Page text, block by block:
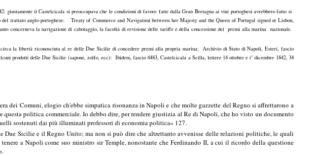
il Castelcicala si preoccupava che le condizioni di favore fatte dalla Gran Bretagna ai vini portoghesi avrebbero fatto si
anglo-portoghese: Treaty of Commerce and Navigatimi between her Majesty and the Queen of Portugal signed ut Lisbon,
concerneva la navigazione di cabotaggio, la facoltà di revisione delle tariffe e della concessione dei premi alla marina nazionale.
la libertà riconosciuta al re delle Due Sicilie di concedere premi alla propria marina; Archivio di Stato di Napoli, Esteri, fascio
prodotti delle Due Sicilie (sapone, zolfo, ecc): Ibidem, fascio 4483, Castelcicala a Scilla, lettere 14 ottobre e i° dicembre 1842, 34
dei Comuni, elogio ch'ebbe simpatica risonanza in Napoli e che molte gazzette del Regno si affrettarono a
politica commerciale. Io debbo dire, per rendere giustizia al Re di Napoli, che ho visto un documento
sostenuti dai più illuminati professori di economia politica» 127.
Sicilie e il Regno Unito; ma non si può dire che altrettanto avvenisse delle relazioni politiche, le quali
a Napoli come suo ministro sir Temple, nonostante che Ferdinando II, a cui il ricordo della questione